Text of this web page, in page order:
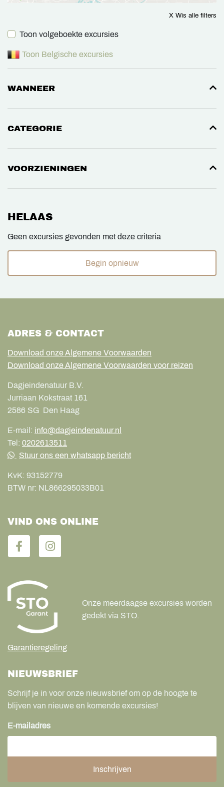
X Wis alle filters
Toon volgeboekte excursies
Toon Belgische excursies
WANNEER
CATEGORIE
VOORZIENINGEN
HELAAS
Geen excursies gevonden met deze criteria
Begin opnieuw
ADRES & CONTACT
Download onze Algemene Voorwaarden
Download onze Algemene Voorwaarden voor reizen
Dagjeindenatuur B.V.
Jurriaan Kokstraat 161
2586 SG Den Haag
E-mail: info@dagjeindenatuur.nl
Tel: 0202613511
Stuur ons een whatsapp bericht
KvK: 93152779
BTW nr: NL866295033B01
VIND ONS ONLINE
Garantieregeling
Onze meerdaagse excursies worden
gedekt via STO.
NIEUWSBRIEF
Schrijf je in voor onze nieuwsbrief om op de hoogte te
blijven van nieuwe en komende excursies!
E-mailadres